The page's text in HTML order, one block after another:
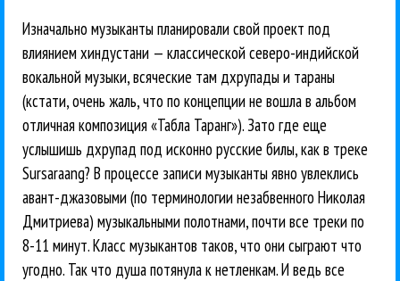
Изначально музыканты планировали свой проект под
влиянием хиндустани — классической северо-индийской
вокальной музыки, всяческие там дхрупады и тараны
(кстати, очень жаль, что по концепции не вошла в альбом
отличная композиция «Табла Таранг»). Зато где еще
услышишь дхрупад под исконно русские билы, как в треке
Sursaraang? В процессе записи музыканты явно увлеклись
авант-джазовыми (по терминологии незабвенного Николая
Дмитриева) музыкальными полотнами, почти все треки по
8-11 минут. Класс музыкантов таков, что они сыграют что
угодно. Так что душа потянула к нетленкам. И ведь все